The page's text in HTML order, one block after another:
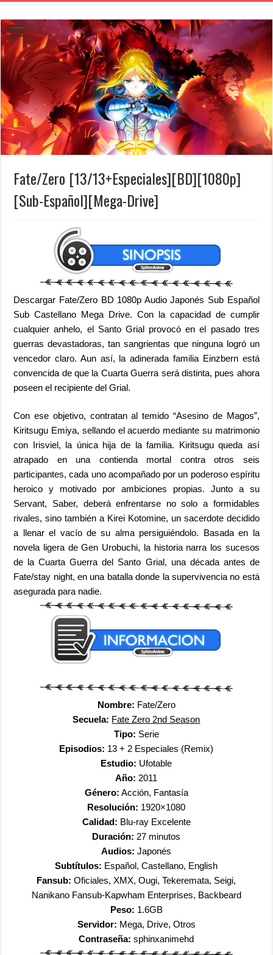
Fate/Zero [13/13+Especiales][BD][1080p]
[Sub-Español][Mega-Drive]
Descargar Fate/Zero BD 1080p Audio Japonés Sub Español
Sub Castellano Mega Drive. Con la capacidad de cumplir
cualquier anhelo, el Santo Grial provocó en el pasado tres
guerras devastadoras, tan sangrientas que ninguna logró un
vencedor claro. Aun así, la adinerada familia Einzbern está
convencida de que la Cuarta Guerra será distinta, pues ahora
poseen el recipiente del Grial.
Con ese objetivo, contratan al temido “Asesino de Magos”,
Kiritsugu Emiya, sellando el acuerdo mediante su matrimonio
con Irisviel, la única hija de la familia. Kiritsugu queda así
atrapado en una contienda mortal contra otros seis
participantes, cada uno acompañado por un poderoso espíritu
heroico y motivado por ambiciones propias. Junto a su
Servant, Saber, deberá enfrentarse no solo a formidables
rivales, sino también a Kirei Kotomine, un sacerdote decidido
a llenar el vacío de su alma persiguiéndolo. Basada en la
novela ligera de Gen Urobuchi, la historia narra los sucesos
de la Cuarta Guerra del Santo Grial, una década antes de
Fate/stay night, en una batalla donde la supervivencia no está
asegurada para nadie.
Nombre: Fate/Zero
Secuela: Fate Zero 2nd Season
Tipo: Serie
Episodios: 13 + 2 Especiales (Remix)
Estudio: Ufotable
Año: 2011
Género: Acción, Fantasía
Resolución: 1920×1080
Calidad: Blu-ray Excelente
Duración: 27 minutos
Audios:Japonés
Subtítulos: Español, Castellano, English
Fansub:Oficiales, XMX, Ougi, Tekeremata, Seigi,
Nanikano Fansub-Kapwham Enterprises, Backbeard
Peso: 1.6GB
Servidor: Mega, Drive, Otros
Contraseña:sphinxanimehd